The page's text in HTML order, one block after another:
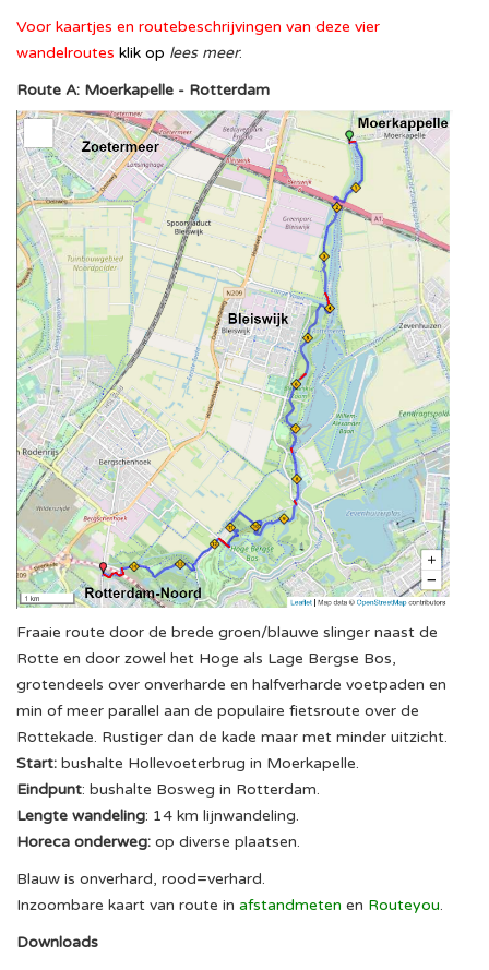
Voor kaartjes en routebeschrijvingen van deze vier
wandelroutes klik op lees meer.
Route A: Moerkapelle - Rotterdam
Fraaie route door de brede groen/blauwe slinger naast de
Rotte en door zowel het Hoge als Lage Bergse Bos,
grotendeels over onverharde en halfverharde voetpaden en
min of meer parallel aan de populaire fietsroute over de
Rottekade. Rustiger dan de kade maar met minder uitzicht.
Start: bushalte Hollevoeterbrug in Moerkapelle.
Eindpunt: bushalte Bosweg in Rotterdam.
Lengte wandeling: 14 km lijnwandeling.
Horeca onderweg: op diverse plaatsen.
Blauw is onverhard, rood=verhard.
Inzoombare kaart van route in afstandmeten en Routeyou.
Downloads